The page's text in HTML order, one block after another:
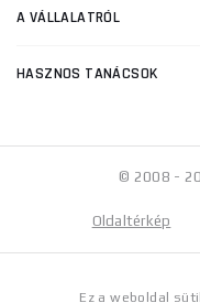
A VÁLLALATRÓL
HASZNOS TANÁCSOK
© 2008 -
Oldaltérkép
Ez a weboldal